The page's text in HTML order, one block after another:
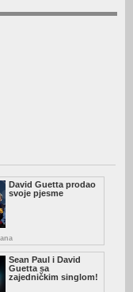
David Guetta prodao
svoje pjesme
Sean Paul i David
Guetta sa
zajedničkim singlom!